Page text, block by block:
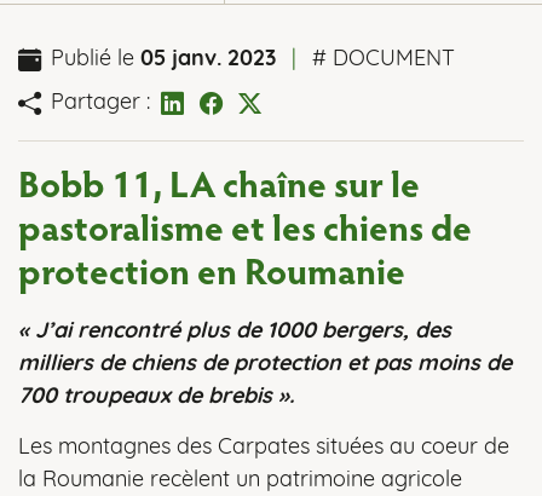
Publié le 05 janv. 2023
# DOCUMENT
Partager :
Bobb 11, LA chaîne sur le
pastoralisme et les chiens de
protection en Roumanie
« J’ai rencontré plus de 1000 bergers, des
milliers de chiens de protection et pas moins de
700 troupeaux de brebis ».
Les montagnes des Carpates situées au coeur de
la Roumanie recèlent un patrimoine agricole